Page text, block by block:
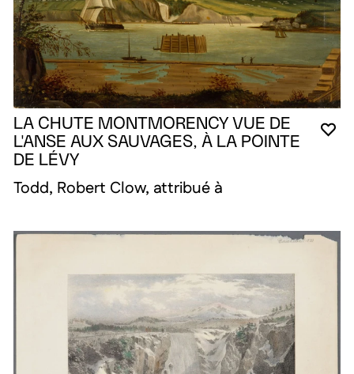
LA CHUTE MONTMORENCY VUE DE
L'ANSE AUX SAUVAGES, À LA POINTE
DE LÉVY
Todd, Robert Clow, attribué à